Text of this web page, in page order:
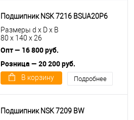
Подшипник NSK 7216 BSUA20P6
Размеры d x D x B
80 x 140 x 26
Опт — 16 800 руб.
Розница — 20 200 руб.
В корзину Подробнее
Подшипник NSK 7209 BW